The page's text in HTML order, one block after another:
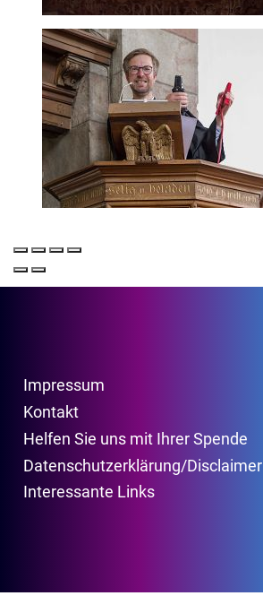
Impressum
Kontakt
Helfen Sie uns mit Ihrer Spende
Datenschutzerklärung/Disclaimer
Interessante Links